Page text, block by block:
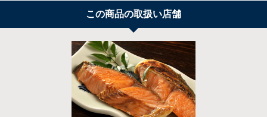
この商品の取扱い店舗